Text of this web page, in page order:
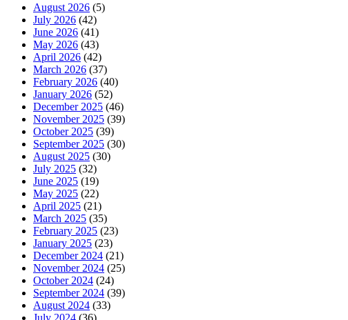
August 2026 (5)
July 2026 (42)
June 2026 (41)
May 2026 (43)
April 2026 (42)
March 2026 (37)
February 2026 (40)
January 2026 (52)
December 2025 (46)
November 2025 (39)
October 2025 (39)
September 2025 (30)
August 2025 (30)
July 2025 (32)
June 2025 (19)
May 2025 (22)
April 2025 (21)
March 2025 (35)
February 2025 (23)
January 2025 (23)
December 2024 (21)
November 2024 (25)
October 2024 (24)
September 2024 (39)
August 2024 (33)
July 2024 (36)